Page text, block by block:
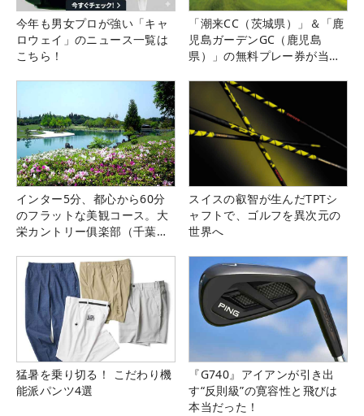
今年も男女プロが強い「キャ
ロウェイ」のニュース一覧は
こちら！
「潮来CC（茨城県）」＆「鹿
児島ガーデンGC（鹿児島
県）」の無料プレー券が当た
インター5分、都心から60分
のフラットな美観コース。大
栄カントリー俱楽部（千葉
スイスの叡智が生んだTPTシ
ャフトで、ゴルフを異次元の
世界へ
猛暑を乗り切る！ こだわり機
能派パンツ4選
『G740』アイアンが引き出
す“反則級”の寛容性と飛びは
本当だった！